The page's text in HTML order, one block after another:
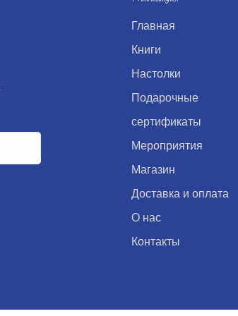
Главная
Книги
Настолки
Подарочные
сертификаты
Мероприятия
Магазин
Доставка и оплата
О нас
Контакты